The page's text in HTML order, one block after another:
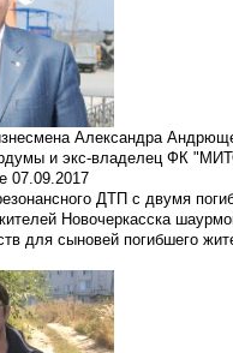
Александра
и экс-владелец ФК
07.09.2017
ДТП с двумя
Новочеркасска
для сыновей погибшего